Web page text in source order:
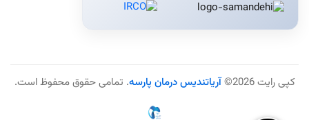
کپی رایت 2026© آریاتندیس درمان پارسه. تمامی حقوق محفوظ است.